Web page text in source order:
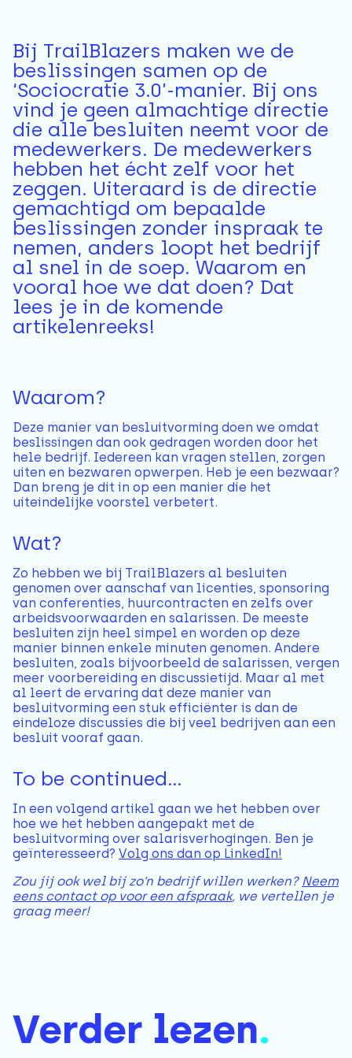
Bij TrailBlazers maken we de
beslissingen samen op de
‘Sociocratie 3.0’-manier. Bij ons
vind je geen almachtige directie
die alle besluiten neemt voor de
medewerkers. De medewerkers
hebben het écht zelf voor het
zeggen. Uiteraard is de directie
gemachtigd om bepaalde
beslissingen zonder inspraak te
nemen, anders loopt het bedrijf
al snel in de soep. Waarom en
vooral hoe we dat doen? Dat
lees je in de komende
artikelenreeks!
Waarom?
Deze manier van besluitvorming doen we omdat
beslissingen dan ook gedragen worden door het
hele bedrijf. Iedereen kan vragen stellen, zorgen
uiten en bezwaren opwerpen. Heb je een bezwaar?
Dan breng je dit in op een manier die het
uiteindelijke voorstel verbetert.
Wat?
Zo hebben we bij TrailBlazers al besluiten
genomen over aanschaf van licenties, sponsoring
van conferenties, huurcontracten en zelfs over
arbeidsvoorwaarden en salarissen. De meeste
besluiten zijn heel simpel en worden op deze
manier binnen enkele minuten genomen. Andere
besluiten, zoals bijvoorbeeld de salarissen, vergen
meer voorbereiding en discussietijd. Maar al met
al leert de ervaring dat deze manier van
besluitvorming een stuk efficiënter is dan de
eindeloze discussies die bij veel bedrijven aan een
besluit vooraf gaan.
To be continued…
In een volgend artikel gaan we het hebben over
hoe we het hebben aangepakt met de
besluitvorming over salarisverhogingen. Ben je
geïnteresseerd? Volg ons dan op LinkedIn!
Zou jij ook wel bij zo’n bedrijf willen werken? Neem
eens contact op voor een afspraak, we vertellen je
graag meer!
Verder lezen.